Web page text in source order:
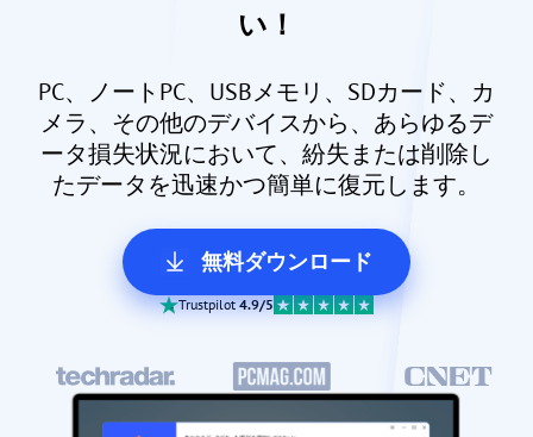
い！
PC、ノートPC、USBメモリ、SDカード、カ
メラ、その他のデバイスから、あらゆるデ
ータ損失状況において、紛失または削除し
たデータを迅速かつ簡単に復元します。
無料ダウンロード
Trustpilot4.9/5